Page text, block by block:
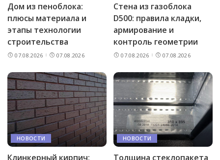
Дом из пеноблока:
плюсы материала и
этапы технологии
строительства
07.08.2026 07.08.2026
Стена из газоблока
D500: правила кладки,
армирование и
контроль геометрии
07.08.2026 07.08.2026
НОВОСТИ
Клинкерный кирпич:
НОВОСТИ
Толщина стеклопакета